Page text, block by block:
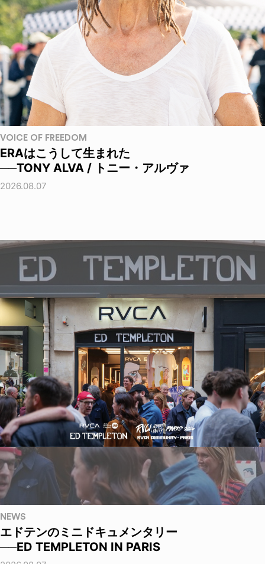
VOICE OF FREEDOM
ERAはこうして生まれた
──TONY ALVA / トニー・アルヴァ
2026.08.07
NEWS
エドテンのミニドキュメンタリー
──ED TEMPLETON IN PARIS